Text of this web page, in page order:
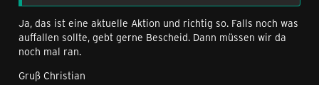
Ja, das ist eine aktuelle Aktion und richtig so. Falls noch was
auffallen sollte, gebt gerne Bescheid. Dann müssen wir da
noch mal ran.
Gruß Christian